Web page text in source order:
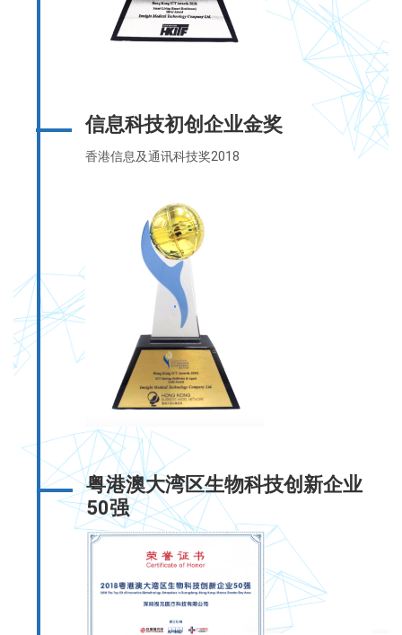
信息科技初创企业金奖
香港信息及通讯科技奖2018
粤港澳大湾区生物科技创新企业
50强